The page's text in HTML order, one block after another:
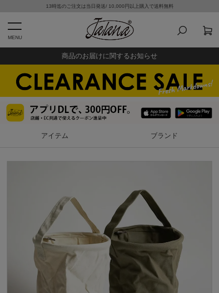
13時迄のご注文は当日発送/ 10,000円以上購入で送料無料
MENU
商品のお届けに関するお知らせ
アイテム ブランド